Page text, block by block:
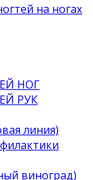
на ногах
НОГ
РУК
линия)
виноград)